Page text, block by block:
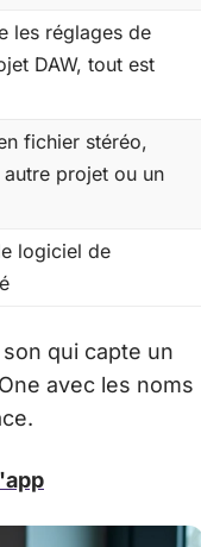
les réglages de
DAW, tout est
fichier stéréo,
projet ou un
logiciel de
qui capte un
avec les noms